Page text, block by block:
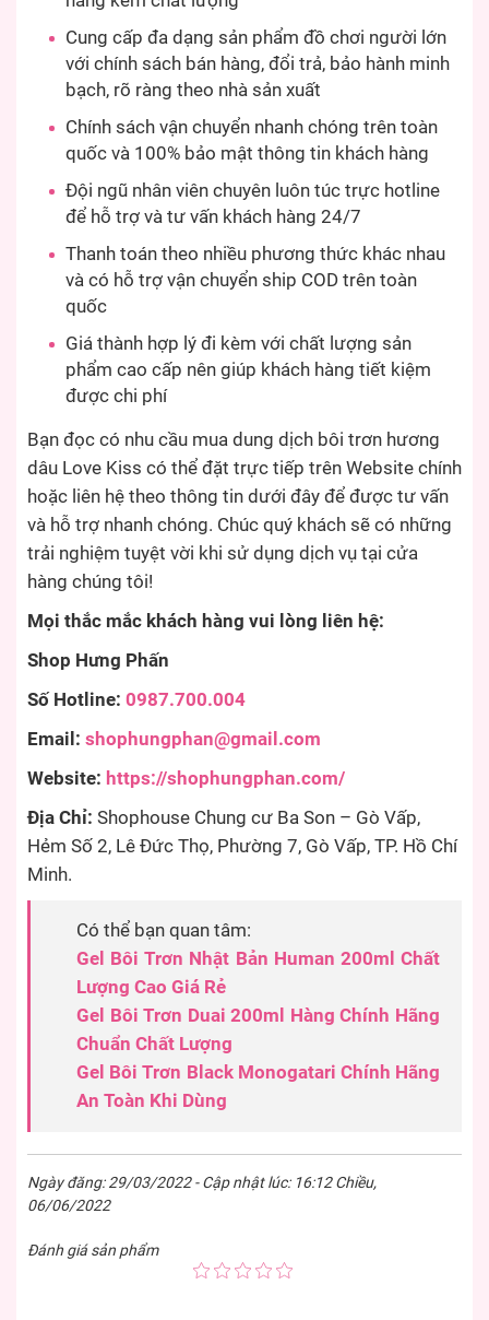
Cung cấp đa dạng sản phẩm đồ chơi người lớn
với chính sách bán hàng, đổi trả, bảo hành minh
bạch, rõ ràng theo nhà sản xuất
Chính sách vận chuyển nhanh chóng trên toàn
quốc và 100% bảo mật thông tin khách hàng
Đội ngũ nhân viên chuyên luôn túc trực hotline
để hỗ trợ và tư vấn khách hàng 24/7
Thanh toán theo nhiều phương thức khác nhau
và có hỗ trợ vận chuyển ship COD trên toàn
quốc
Giá thành hợp lý đi kèm với chất lượng sản
phẩm cao cấp nên giúp khách hàng tiết kiệm
được chi phí
Bạn đọc có nhu cầu mua dung dịch bôi trơn hương
dâu Love Kiss có thể đặt trực tiếp trên Website chính
hoặc liên hệ theo thông tin dưới đây để được tư vấn
và hỗ trợ nhanh chóng. Chúc quý khách sẽ có những
trải nghiệm tuyệt vời khi sử dụng dịch vụ tại cửa
hàng chúng tôi!
Mọi thắc mắc khách hàng vui lòng liên hệ:
Shop Hưng Phấn
Số Hotline: 0987.700.004
Email: shophungphan@gmail.com
Website: https://shophungphan.com/
Địa Chỉ: Shophouse Chung cư Ba Son – Gò Vấp,
Hẻm Số 2, Lê Đức Thọ, Phường 7, Gò Vấp, TP. Hồ Chí
Minh.
Có thể bạn quan tâm:
Gel Bôi Trơn Nhật Bản Human 200ml Chất
Lượng Cao Giá Rẻ
Gel Bôi Trơn Duai 200ml Hàng Chính Hãng
Chuẩn Chất Lượng
Gel Bôi Trơn Black Monogatari Chính Hãng
An Toàn Khi Dùng
Ngày đăng: 29/03/2022 - Cập nhật lúc: 16:12 Chiều,
06/06/2022
Đánh giá sản phẩm